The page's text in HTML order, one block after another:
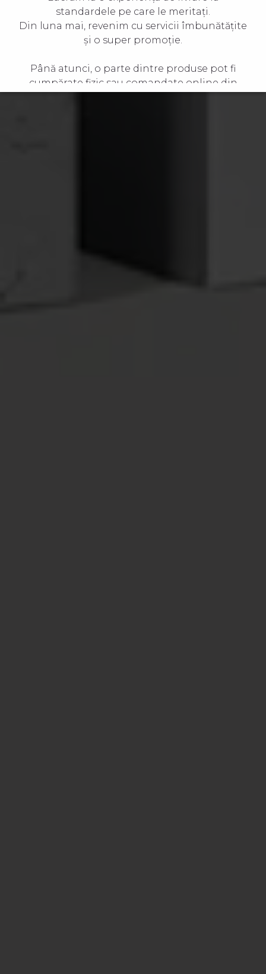
standardele pe care le meritați.
Din luna mai, revenim cu servicii îmbunătățite
și o super promoție.
Până atunci, o parte dintre produse pot fi
cumpărate fizic sau comandate online din